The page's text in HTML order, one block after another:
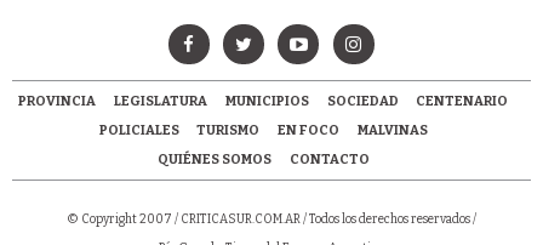
PROVINCIA LEGISLATURA MUNICIPIOS SOCIEDAD
CENTENARIO
POLICIALES
TURISMO EN FOCO
MALVINAS
QUIÉNES SOMOS
CONTACTO
© Copyright 2007 / CRITICASUR.COM.AR/ Todos los derechos reservados /